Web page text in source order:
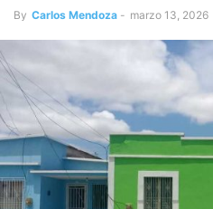
By Carlos Mendoza - marzo 13, 2026